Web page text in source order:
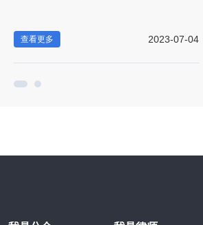
查看更多 2023-07-04